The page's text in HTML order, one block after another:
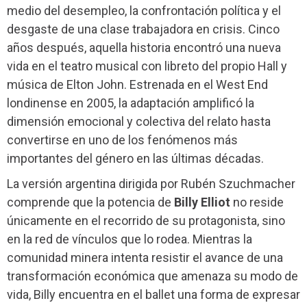
medio del desempleo, la confrontación política y el
desgaste de una clase trabajadora en crisis. Cinco
años después, aquella historia encontró una nueva
vida en el teatro musical con libreto del propio Hall y
música de Elton John. Estrenada en el West End
londinense en 2005, la adaptación amplificó la
dimensión emocional y colectiva del relato hasta
convertirse en uno de los fenómenos más
importantes del género en las últimas décadas.
La versión argentina dirigida por Rubén Szuchmacher
comprende que la potencia de Billy Elliot no reside
únicamente en el recorrido de su protagonista, sino
en la red de vínculos que lo rodea. Mientras la
comunidad minera intenta resistir el avance de una
transformación económica que amenaza su modo de
vida, Billy encuentra en el ballet una forma de expresar